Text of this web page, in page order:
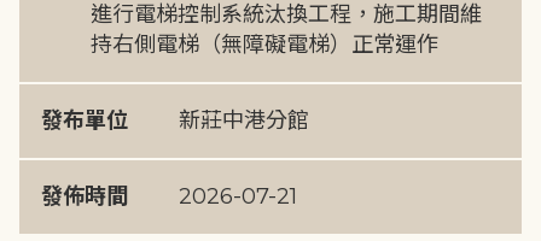
進行電梯控制系統汰換工程，施工期間維
持右側電梯（無障礙電梯）正常運作
發布單位 新莊中港分館
發佈時間 2026-07-21